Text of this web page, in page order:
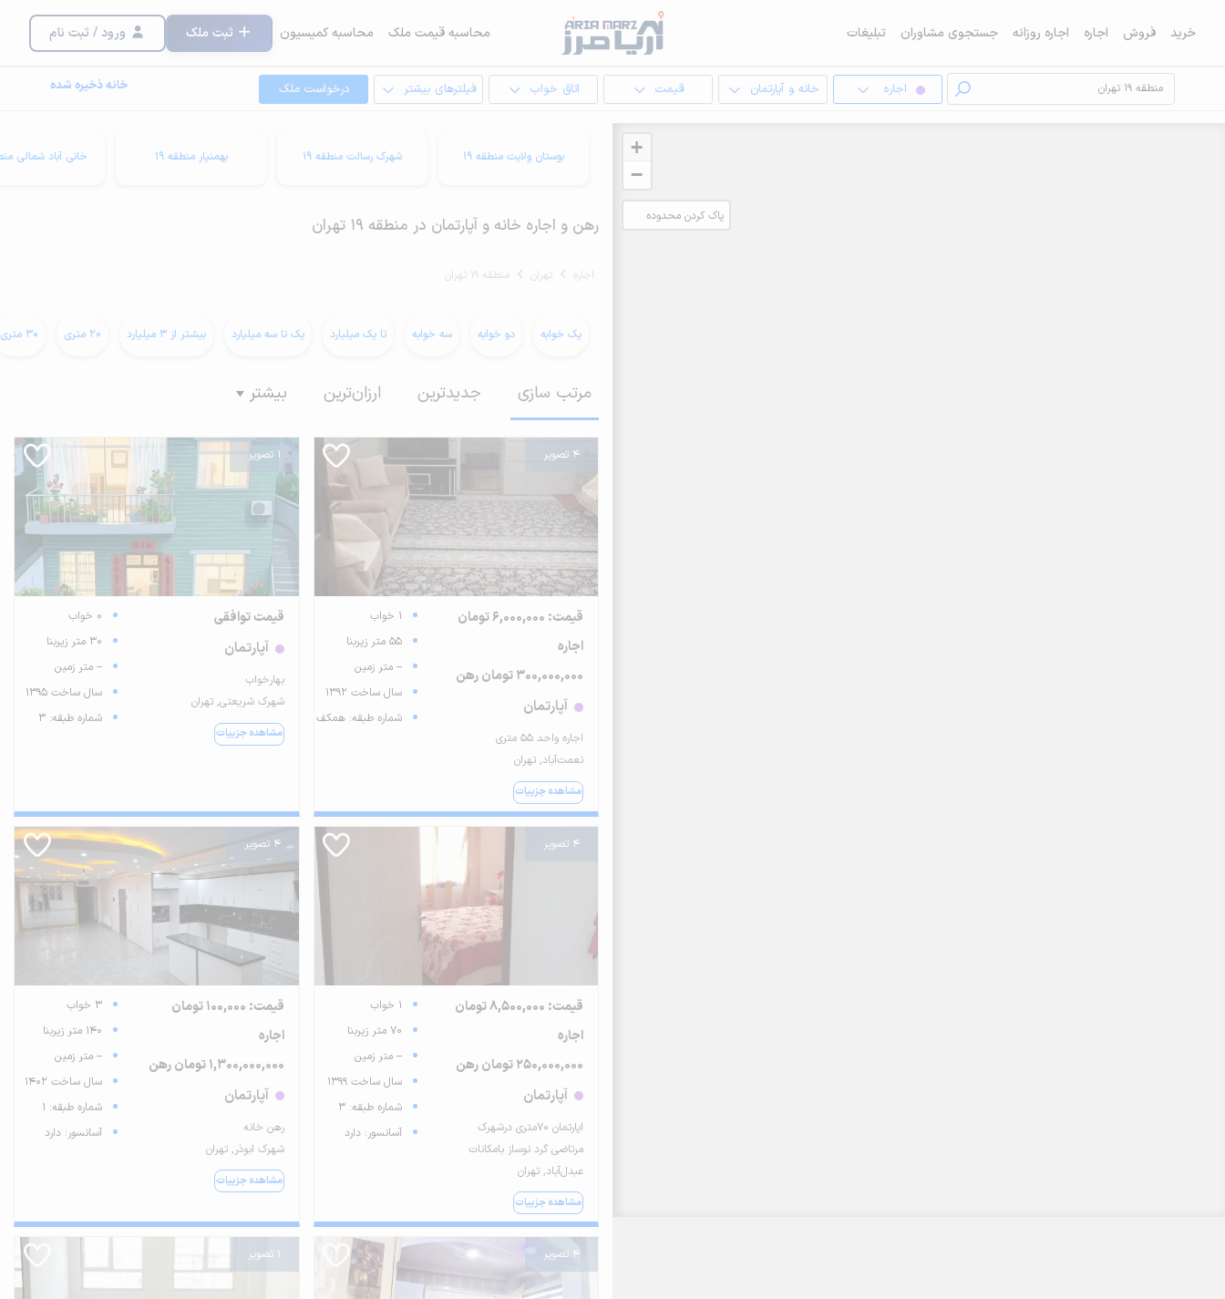
خرید فروش اجاره اجاره روزانه جستجوی مشاوران تبلیغات محاسبه قیمت ملک محاسبه کمیسیون ثبت ملک ورود / ثبت نام
اجاره خانه و آپارتمان قیمت اتاق خواب فیلترهای بیشتر درخواست ملک خانه ذخیره شده
+
−
پاک کردن محدوده
بوستان ولایت منطقه 19 شهرک رسالت منطقه 19 بهمنیار منطقه 19 خانی آباد شمالی
رهن و اجاره خانه و آپارتمان در منطقه 19 تهران
اجاره تهران منطقه 19 تهران
یک خوابه دو خوابه سه خوابه تا یک میلیارد یک تا سه میلیارد بیشتر از 3 میلیارد 20 متری 30 متری
مرتب سازی جدیدترین ارزان‌ترین بیشتر
4 تصویر
قیمت: 6,000,000 تومان
اجاره
300,000,000 تومان رهن
آپارتمان
اجاره واحد ۵۵ متری
نعمت‌آباد, تهران
مشاهده جزییات
1 خواب
55 متر زیربنا
-- متر زمین
سال ساخت 1392
شماره طبقه: همکف
1 تصویر
قیمت توافقی
آپارتمان
بهارخواب
شهرک شریعتی, تهران
مشاهده جزییات
0 خواب
30 متر زیربنا
-- متر زمین
سال ساخت 1395
شماره طبقه: 3
4 تصویر
قیمت: 8,500,000 تومان
اجاره
250,000,000 تومان رهن
آپارتمان
اپارتمان ۷۰متری درشهرک
مرتاضی گرد نوساز بامکانات
عبدل‌آباد, تهران
مشاهده جزییات
1 خواب
70 متر زیربنا
-- متر زمین
سال ساخت 1399
شماره طبقه: 3
آسانسور: دارد
4 تصویر
قیمت: 100,000 تومان
اجاره
1,300,000,000 تومان رهن
آپارتمان
رهن خانه
شهرک ابوذر, تهران
مشاهده جزییات
3 خواب
140 متر زیربنا
-- متر زمین
سال ساخت 1402
شماره طبقه: 1
آسانسور: دارد
4 تصویر 1 تصویر